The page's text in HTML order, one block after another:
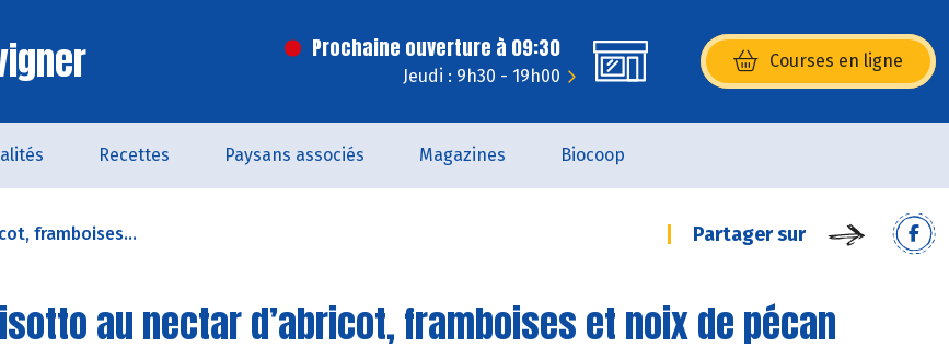
Prochaine ouverture à 09:30
Jeudi : 9h30 - 19h00
Courses en ligne
(s’ouvre dans une nouvelle
Recettes Paysans associés Magazines Biocoop
framboises... Partager sur
au nectar d’abricot, framboises et noix de pécan